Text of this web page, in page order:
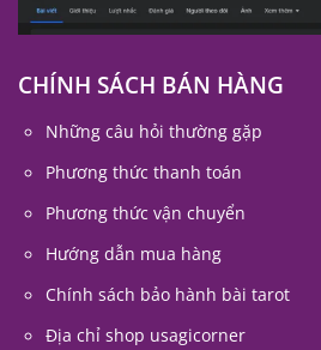
CHÍNH SÁCH BÁN HÀNG
Những câu hỏi thường gặp
Phương thức thanh toán
Phương thức vận chuyển
Hướng dẫn mua hàng
Chính sách bảo hành bài tarot
Địa chỉ shop usagicorner